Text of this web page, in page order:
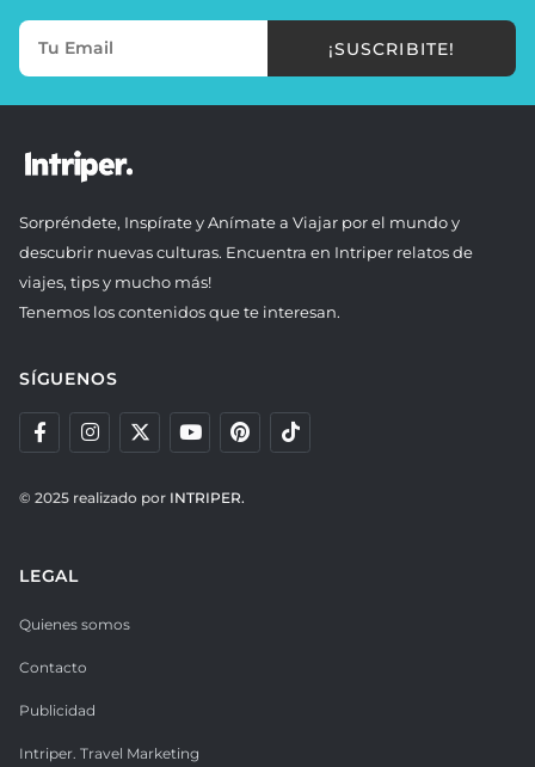
¡SUSCRIBITE!
Sorpréndete, Inspírate y Anímate a Viajar por el mundo y
descubrir nuevas culturas. Encuentra en Intriper relatos de
viajes, tips y mucho más!
Tenemos los contenidos que te interesan.
SÍGUENOS
© 2025 realizado por INTRIPER.
LEGAL
Quienes somos
Contacto
Publicidad
Intriper. Travel Marketing